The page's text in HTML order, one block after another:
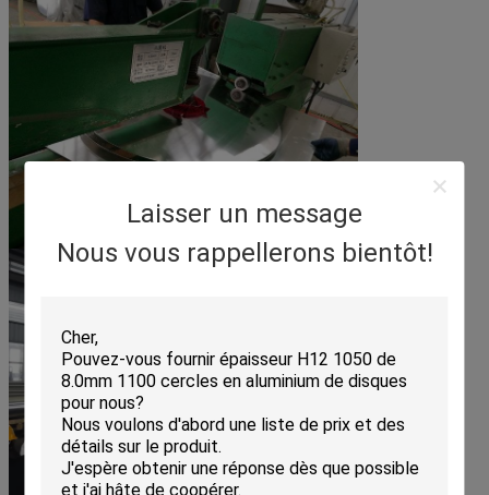
Laisser un message
Nous vous rappellerons bientôt!